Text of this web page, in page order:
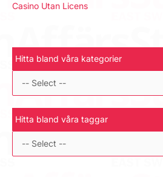
Casino Utan Licens
Hitta bland våra kategorier
Hitta bland våra taggar